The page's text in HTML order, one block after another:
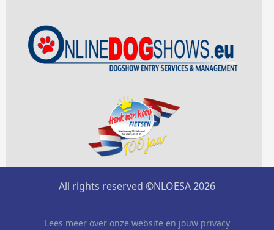
All rights reserved ©NLOESA 2026
Lees meer over onze website en jouw privacy